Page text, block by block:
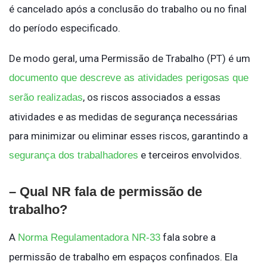
é cancelado após a conclusão do trabalho ou no final
do período especificado.
De modo geral, uma Permissão de Trabalho (PT) é um
documento que descreve as atividades perigosas que
serão realizadas, os riscos associados a essas
atividades e as medidas de segurança necessárias
para minimizar ou eliminar esses riscos, garantindo a
segurança dos trabalhadores e terceiros envolvidos.
– Qual NR fala de permissão de
trabalho?
A Norma Regulamentadora NR-33 fala sobre a
permissão de trabalho em espaços confinados. Ela